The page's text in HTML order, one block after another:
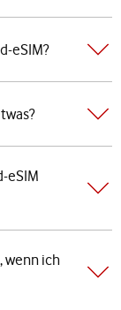
eSIM?
eSIM
wenn ich